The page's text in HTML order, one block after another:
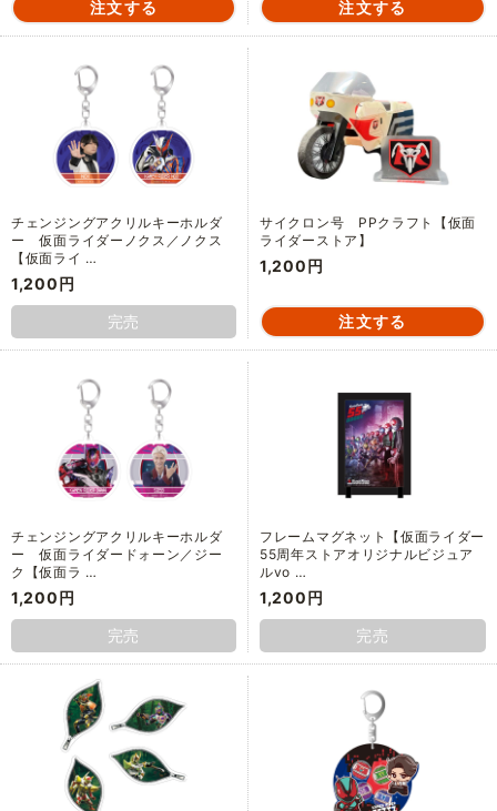
チェンジングアクリルキーホルダ
ー 仮面ライダーノクス／ノクス
【仮面ライ …
1,200円
完売
サイクロン号 PPクラフト【仮面
ライダーストア】
1,200円
チェンジングアクリルキーホルダ
ー 仮面ライダードォーン／ジー
ク【仮面ラ …
1,200円
完売
フレームマグネット【仮面ライダー
55周年ストアオリジナルビジュア
ルvo …
1,200円
完売